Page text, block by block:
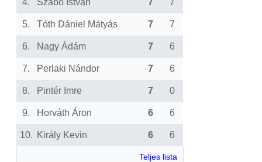
4. Szabó István 7 7
5. Tóth Dániel Mátyás 7 7
6. Nagy Ádám 7 6
7. Perlaki Nándor 7 6
8. Pintér Imre 7 0
9. Horváth Áron 6 6
10. Király Kevin 6 6
Teljes lista